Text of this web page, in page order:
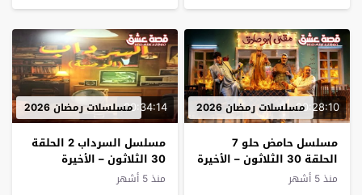
00:28:10مسلسلات رمضان 2026
مسلسل حامض حلو 7
الحلقة 30 الثلاثون – الأخيرة
منذ 5 أشهر
00:34:14مسلسلات رمضان 2026
مسلسل السرداب 2 الحلقة
30 الثلاثون – الأخيرة
منذ 5 أشهر